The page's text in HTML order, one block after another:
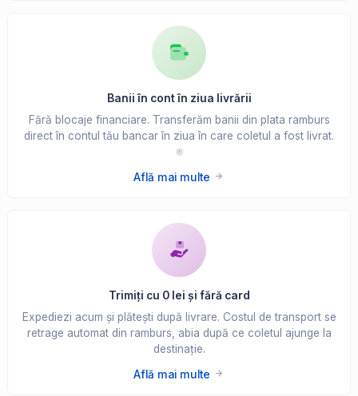
Banii în cont în ziua livrării
Fără blocaje financiare. Transferăm banii din plata ramburs
direct în contul tău bancar în ziua în care coletul a fost livrat.
Află mai multe
Trimiți cu 0 lei și fără card
Expediezi acum și plătești după livrare. Costul de transport se
retrage automat din ramburs, abia după ce coletul ajunge la
destinație.
Află mai multe